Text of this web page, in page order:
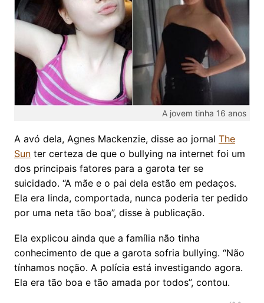
A jovem tinha 16 anos
A avó dela, Agnes Mackenzie, disse ao jornal The
Sun ter certeza de que o bullying na internet foi um
dos principais fatores para a garota ter se
suicidado. “A mãe e o pai dela estão em pedaços.
Ela era linda, comportada, nunca poderia ter pedido
por uma neta tão boa”, disse à publicação.
Ela explicou ainda que a família não tinha
conhecimento de que a garota sofria bullying. “Não
tínhamos noção. A polícia está investigando agora.
Ela era tão boa e tão amada por todos”, contou.